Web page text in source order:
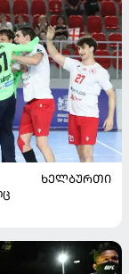
ᲮᲔᲚᲑᲣᲠᲗᲘ